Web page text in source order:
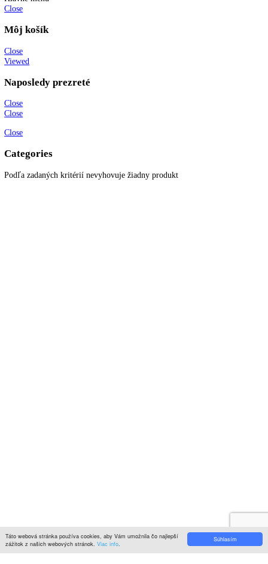
No products were found matching your selection.
KITCHENZONE profesionál v oblasti gastro techniky
+421 910 644 244
info@kitchenzone.sk
O spoločnosti
Možnosti dopravy a platby
Obchodné podmienky
Naposledy prezreté